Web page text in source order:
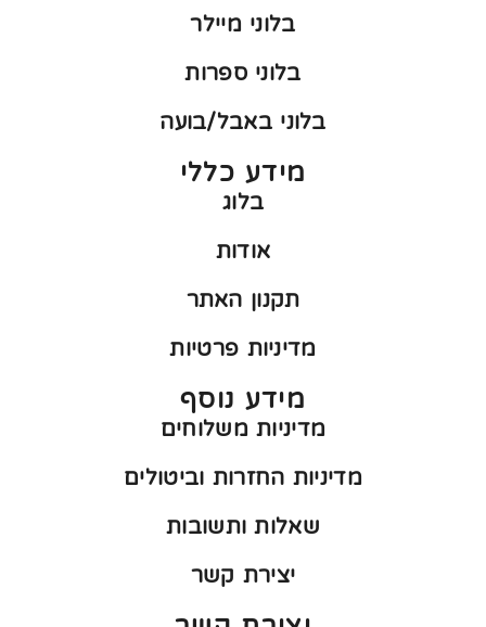
בלוני מיילר
בלוני ספרות
בלוני באבל/בועה
מידע כללי
בלוג
אודות
תקנון האתר
מדיניות פרטיות
מידע נוסף
מדיניות משלוחים
מדיניות החזרות וביטולים
שאלות ותשובות
יצירת קשר